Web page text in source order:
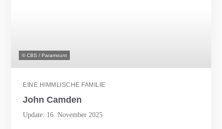
© CBS / Paramount
EINE HIMMLISCHE FAMILIE
John Camden
Update: 16. November 2025